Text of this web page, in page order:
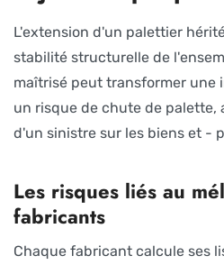
L'extension d'un palettier
stabilité structurelle de
maîtrisé peut transformer une
un risque de chute de palette,
d'un sinistre sur les biens et -
Les risques liés au
fabricants
Chaque fabricant calcule ses